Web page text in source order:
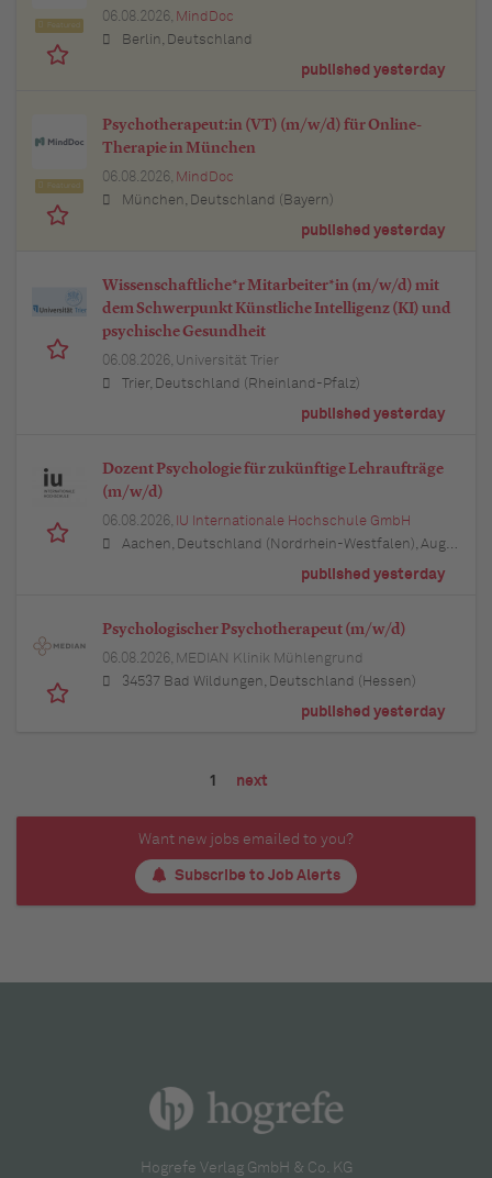
06.08.2026, MindDoc
Berlin, Deutschland
published yesterday
Psychotherapeut:in (VT) (m/w/d) für Online-
Therapie in München
06.08.2026, MindDoc
München, Deutschland (Bayern)
published yesterday
Wissenschaftliche*r Mitarbeiter*in (m/w/d) mit
dem Schwerpunkt Künstliche Intelligenz (KI) und
psychische Gesundheit
06.08.2026, Universität Trier
Trier, Deutschland (Rheinland-Pfalz)
published yesterday
Dozent Psychologie für zukünftige Lehraufträge
(m/w/d)
06.08.2026,
IU Internationale Hochschule GmbH
Aachen, Deutschland (Nordrhein-Westfalen), Augsburg, Deutschland (Bayern), Berlin, Deutschland, Bielefeld, Deutschland (Nordrhein-Westfalen), Bochum, Deutschland (Nordrhein-Westfalen), Bonn, Deutschland (Nordrhein-Westfalen), Braunschweig, Deutschland (Niedersachsen), Bremen, Deutschland, Dortmund, Deutschland (Nordrhein-Westfalen), Dresden, Deutschland (Sachsen), Duisburg, Deutschland (Nordrhein-Westfalen), Düsseldorf, Deutschland (Nordrhein-Westfalen), Erfurt, Deutschland (Thüringen), Essen, Deutschland (Nordrhein-Westfalen), Freiburg im Breisgau, Deutschland (Baden-Württemberg), Hamburg, Deutschland, Hannover, Deutschland (Niedersachsen), Karlsruhe, Deutschland (Baden-Württemberg), Kiel, Deutschland (Schleswig-Holstein), Köln, Deutschland (Nordrhein-Westfalen), Leipzig, Deutschland (Sachsen), Lübeck, Deutschland (Schleswig-Holstein), München, Deutschland (Bayern), Mannheim, Deutschland (Baden-Württemberg), München, Deutschland (Bayern), Münster, Deutschland (Nordrhein-Westfalen), Nürnberg, Deutschland (Bayern), Regensburg, Deutschland (Bayern), Rostock, Deutschland (Mecklenburg-Vorpommern), Stuttgart, Deutschland (Baden-Württemberg), Ulm, Deutschland (Baden-Württemberg), Wuppertal, Deutschland (Nordrhein-Westfalen)
published yesterday
Psychologischer Psychotherapeut (m/w/d)
06.08.2026, MEDIAN Klinik Mühlengrund
34537 Bad Wildungen, Deutschland (Hessen)
published yesterday
1 next
Want new jobs emailed to you?
Subscribe to Job Alerts
Hogrefe Verlag GmbH & Co. KG